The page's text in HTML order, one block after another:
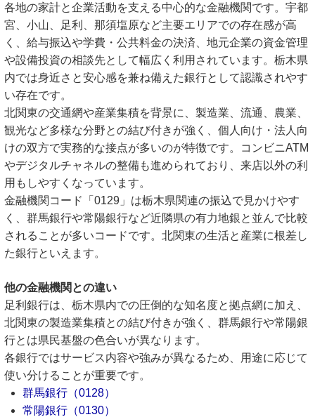
各地の家計と企業活動を支える中心的な金融機関です。宇都
宮、小山、足利、那須塩原など主要エリアでの存在感が高
く、給与振込や学費・公共料金の決済、地元企業の資金管理
や設備投資の相談先として幅広く利用されています。栃木県
内では身近さと安心感を兼ね備えた銀行として認識されやす
い存在です。
北関東の交通網や産業集積を背景に、製造業、流通、農業、
観光など多様な分野との結び付きが強く、個人向け・法人向
けの双方で実務的な接点が多いのが特徴です。コンビニATM
やデジタルチャネルの整備も進められており、来店以外の利
用もしやすくなっています。
金融機関コード「0129」は栃木県関連の振込で見かけやす
く、群馬銀行や常陽銀行など近隣県の有力地銀と並んで比較
されることが多いコードです。北関東の生活と産業に根差し
た銀行といえます。
他の金融機関との違い
足利銀行は、栃木県内での圧倒的な知名度と拠点網に加え、
北関東の製造業集積との結び付きが強く、群馬銀行や常陽銀
行とは県民基盤の色合いが異なります。
各銀行ではサービス内容や強みが異なるため、用途に応じて
使い分けることが重要です。
群馬銀行（0128）
常陽銀行（0130）